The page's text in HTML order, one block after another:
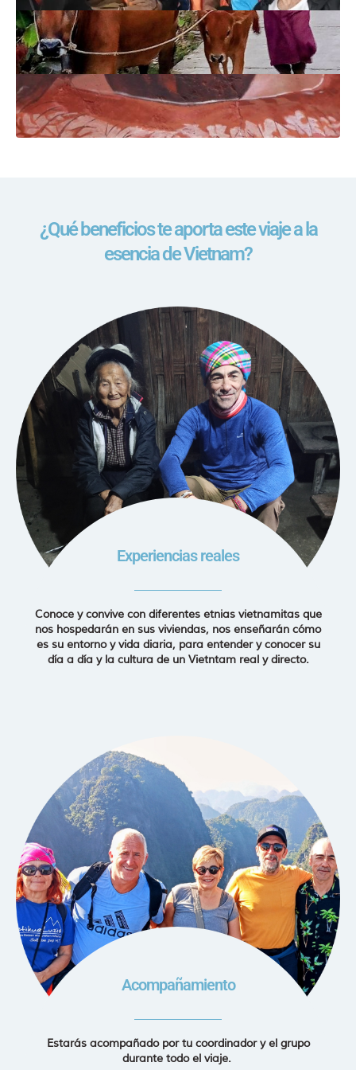
¿Qué beneficios te aporta este viaje a la
esencia de Vietnam?
Experiencias reales
Conoce y convive con diferentes etnias vietnamitas que
nos hospedarán en sus viviendas, nos enseñarán cómo
es su entorno y vida diaria, para entender y conocer su
día a día y la cultura de un Vietntam real y directo.
Acompañamiento
Estarás acompañado por tu coordinador y el grupo
durante todo el viaje.